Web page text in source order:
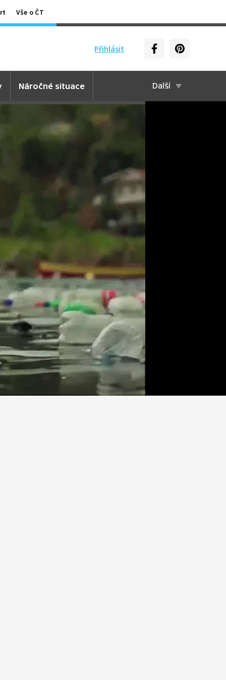
Vše o ČT
Přihlásit
Náročné situace Další